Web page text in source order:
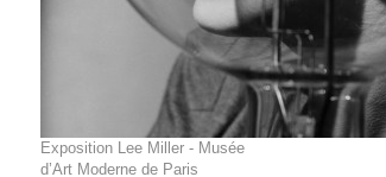
Exposition Lee Miller - Musée
d’Art Moderne de Paris